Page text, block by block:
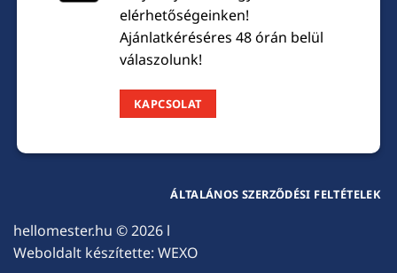
elérhetőségeinken!
Ajánlatkéréséres 48 órán belül
válaszolunk!
KAPCSOLAT
hellomester.hu © 2026 l
Weboldalt készítette: WEXO
ÁLTALÁNOS SZERZŐDÉSI FELTÉTELEK